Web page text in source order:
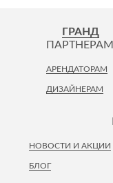
ГРАНД
НОВОСТИ И АКЦИИ
БЛОГ
ПАРТНЕРАМ
АРЕНДАТОРАМ
ДИЗАЙНЕРАМ